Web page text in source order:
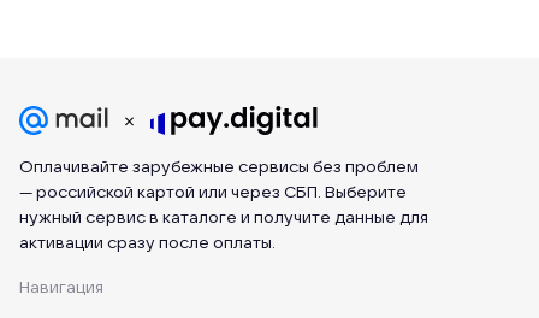
Оплачивайте зарубежные сервисы без проблем
— российской картой или через СБП. Выберите
нужный сервис в каталоге и получите данные для
активации сразу после оплаты.
Навигация